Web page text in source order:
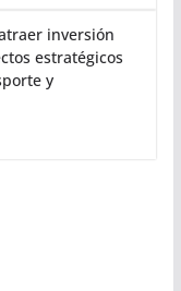
inversión
estratégicos
y